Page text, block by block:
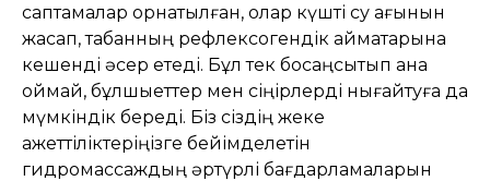
саптамалар орнатылған, олар күшті су ағынын
жасап, табанның рефлексогендік аймақтарына
кешенді әсер етеді. Бұл тек босаңсытып қана
қоймай, бұлшықеттер мен сіңірлерді нығайтуға да
мүмкіндік береді. Біз сіздің жеке
қажеттіліктеріңізге бейімделетін
гидромассаждың әртүрлі бағдарламаларын